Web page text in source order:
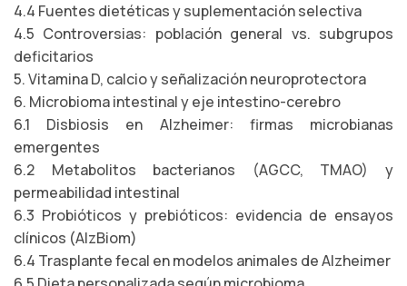
4.4 Fuentes dietéticas y suplementación selectiva
4.5 Controversias: población general vs. subgrupos
deficitarios
5. Vitamina D, calcio y señalización neuroprotectora
6. Microbioma intestinal y eje intestino-cerebro
6.1 Disbiosis en Alzheimer: firmas microbianas
emergentes
6.2 Metabolitos bacterianos (AGCC, TMAO) y
permeabilidad intestinal
6.3 Probióticos y prebióticos: evidencia de ensayos
clínicos (AlzBiom)
6.4 Trasplante fecal en modelos animales de Alzheimer